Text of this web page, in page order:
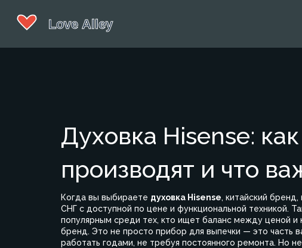
Духовка Hisense:
производят и что
Когда вы выбираете духовка Hisense, китайский
СНГ с доступной по цене и функциональной техникой.
популярным среди тех, кто ищет баланс между ценой и
бренд. Это не просто прибор для выпечки — это часть
работать годами, не требуя постоянного ремонта. Но